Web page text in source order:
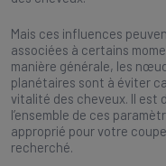
Mais ces influences
associées à certains
manière générale, les
planétaires sont à éviter
vitalité des cheveux. Il est
l’ensemble de ces
approprié pour votre
recherché.